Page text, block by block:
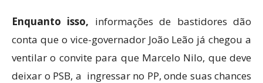
Enquanto isso, informações de bastidores dão
conta que o vice-governador João Leão já chegou a
ventilar o convite para que Marcelo Nilo, que deve
deixar o PSB, a ingressar no PP, onde suas chances